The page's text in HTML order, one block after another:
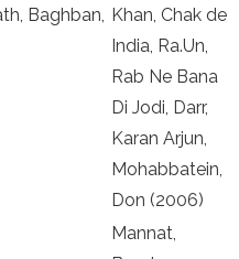
Baghban, Khan, Chak de
India, Ra.Un,
Rab Ne Bana
Di Jodi, Darr,
Karan Arjun,
Mohabbatein,
Don (2006)
Mannat,